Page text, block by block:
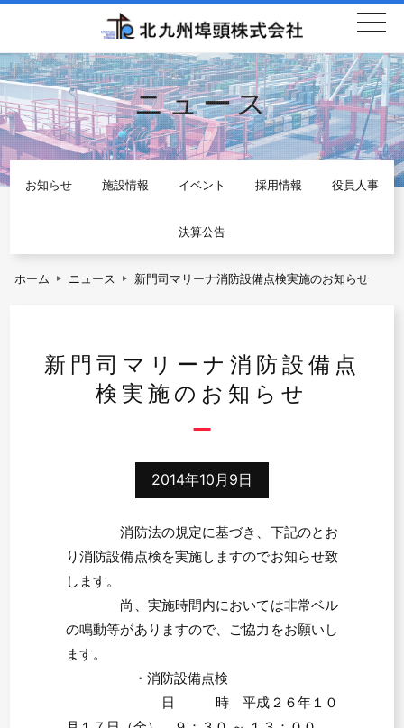
ニュース
お知らせ 施設情報 イベント 採用情報 役員人事
決算公告
ホーム ニュース 新門司マリーナ消防設備点検実施のお知らせ
新門司マリーナ消防設備点
検実施のお知らせ
2014年10月9日
消防法の規定に基づき、下記のとお
り消防設備点検を実施しますのでお知らせ致
します。
尚、実施時間内においては非常ベル
の鳴動等がありますので、ご協力をお願いし
ます。
・消防設備点検
日 時 平成２６年１０